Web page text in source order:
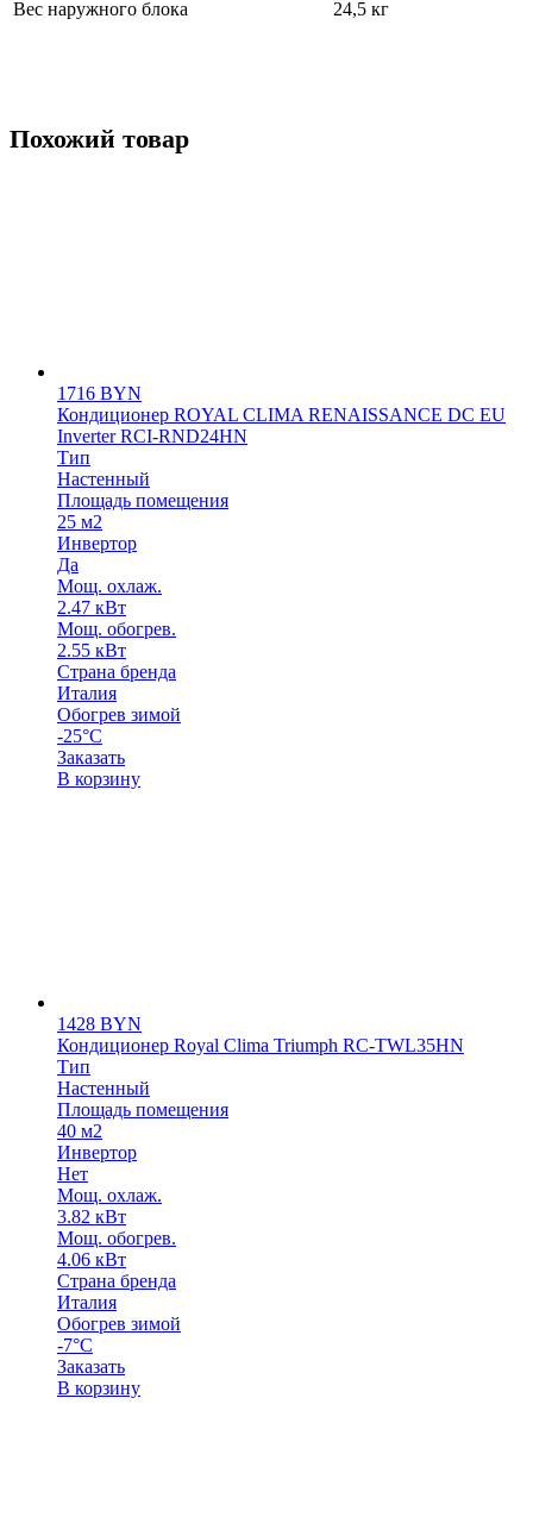
Вес наружного блока
24,5 кг
Похожий товар
1716 BYN
Кондиционер ROYAL CLIMA RENAISSANCE DC EU
Inverter RCI-RND24HN
Тип
Настенный
Площадь помещения
25 м2
Инвертор
Да
Мощ. охлаж.
2.47 кВт
Мощ. обогрев.
2.55 кВт
Страна бренда
Италия
Обогрев зимой
-25°C
Заказать
В корзину
1428 BYN
Кондиционер Royal Clima Triumph RC-TWL35HN
Тип
Настенный
Площадь помещения
40 м2
Инвертор
Нет
Мощ. охлаж.
3.82 кВт
Мощ. обогрев.
4.06 кВт
Страна бренда
Италия
Обогрев зимой
-7°С
Заказать
В корзину